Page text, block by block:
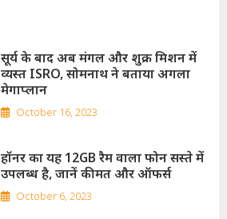
सूर्य के बाद अब मंगल और शुक्र मिशन में
व्यस्त ISRO, सोमनाथ ने बताया अगला
मेगाप्लान
October 16, 2023
हॉनर का यह 12GB रैम वाला फोन सस्ते में
उपलब्ध है, जानें कीमत और ऑफर्स
October 6, 2023